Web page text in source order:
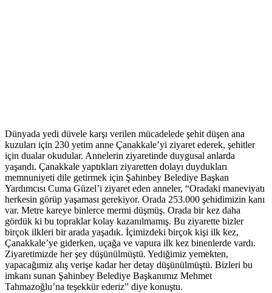
Dünyada yedi düvele karşı verilen mücadelede şehit düşen ana
kuzuları için 230 yetim anne Çanakkale’yi ziyaret ederek, şehitler
için dualar okudular. Annelerin ziyaretinde duygusal anlarda
yaşandı. Çanakkale yaptıkları ziyaretten dolayı duydukları
memnuniyeti dile getirmek için Şahinbey Belediye Başkan
Yardımcısı Cuma Güzel’i ziyaret eden anneler, “Oradaki maneviyatı
herkesin görüp yaşaması gerekiyor. Orada 253.000 şehidimizin kanı
var. Metre kareye binlerce mermi düşmüş. Orada bir kez daha
gördük ki bu topraklar kolay kazanılmamış. Bu ziyarette bizler
birçok ilkleri bir arada yaşadık. İçimizdeki birçok kişi ilk kez,
Çanakkale’ye giderken, uçağa ve vapura ilk kez binenlerde vardı.
Ziyaretimizde her şey düşünülmüştü. Yediğimiz yemekten,
yapacağımız alış verişe kadar her detay düşünülmüştü. Bizleri bu
imkanı sunan Şahinbey Belediye Başkanımız Mehmet
Tahmazoğlu’na teşekkür ederiz” diye konuştu.